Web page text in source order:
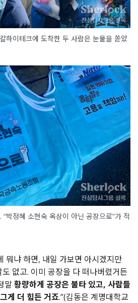
하이테크에 도착한 두 사람은 눈물을 쏟았
“박정혜 소현숙 옥상이 아닌 공장으로”가 적
뭐냐 하면, 내일 가보면 아시겠지만
없고. 이미 공장을 다 떠나버렸거든
말황량하게 공장은 불타 있고, 사람들
게 더 힘든 거죠.”(김동은 계명대학교